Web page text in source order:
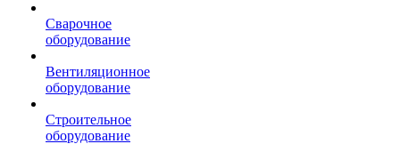
Сварочное
оборудование
Вентиляционное
оборудование
Строительное
оборудование